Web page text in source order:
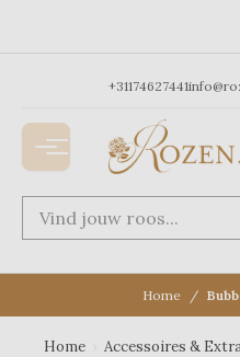
+31174627441
Home
Home Accessoires &